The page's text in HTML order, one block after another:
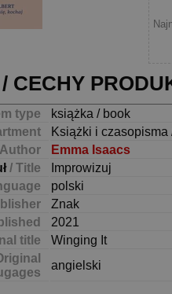
CECHY
type
książka / book
Książki i
Emma Isaacs
/ Title
Improwizuj
polski
Znak
2021
title
Winging It
angielski